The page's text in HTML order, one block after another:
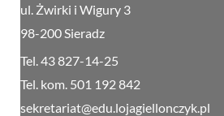
ul. Żwirki i Wigury 3
98-200 Sieradz
Tel. 43 827-14-25
Tel. kom. 501 192 842
sekretariat@edu.lojagiellonczyk.pl